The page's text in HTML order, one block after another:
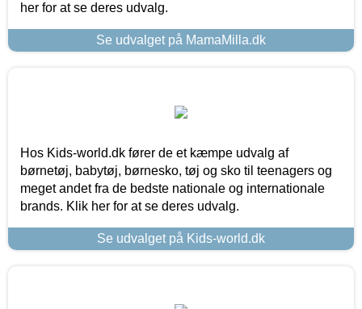
her for at se deres udvalg.
Se udvalget på MamaMilla.dk
Hos Kids-world.dk fører de et kæmpe udvalg af
børnetøj, babytøj, børnesko, tøj og sko til teenagers og
meget andet fra de bedste nationale og internationale
brands. Klik her for at se deres udvalg.
Se udvalget på Kids-world.dk